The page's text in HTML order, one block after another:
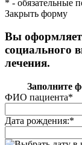
* - обязательные
Закрыть форму
Вы
социального
лечения.
Заполните
ФИО пациента*
Дата рождения:*